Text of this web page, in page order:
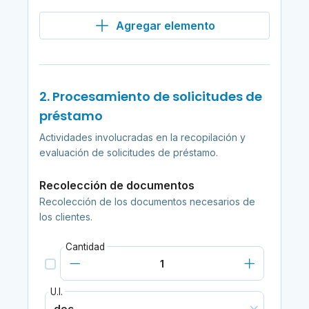
Agregar elemento
2. Procesamiento de solicitudes de
préstamo
Actividades involucradas en la recopilación y
evaluación de solicitudes de préstamo.
Recolección de documentos
Recolección de los documentos necesarios de
los clientes.
Cantidad
U.I.